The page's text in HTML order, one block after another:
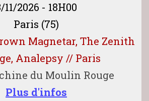
11/2026 - 18H00
Paris (75)
Magnetar, The Zenith
Analepsy // Paris
du Moulin Rouge
Plus d'infos